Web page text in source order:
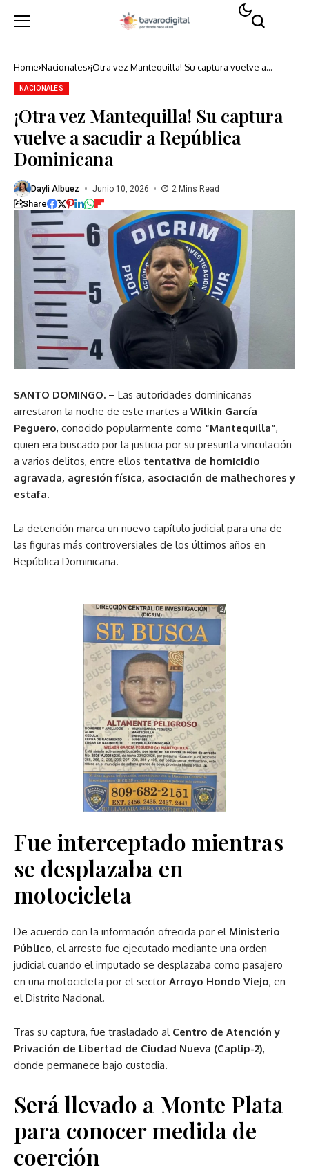
Home Nacionales ¡Otra vez Mantequilla! Su captura vuelve a
NACIONALES
¡Otra vez Mantequilla! Su captura
vuelve a sacudir a República
Dominicana
Dayli Albuez Junio 10, 2026 2 Mins Read
Share
SANTO DOMINGO. – Las autoridades dominicanas
arrestaron la noche de este martes a Wilkin García
Peguero, conocido popularmente como “Mantequilla”,
quien era buscado por la justicia por su presunta vinculación
a varios delitos, entre ellos tentativa de homicidio
agravada, agresión física, asociación de malhechores y
estafa.
La detención marca un nuevo capítulo judicial para una de
las figuras más controversiales de los últimos años en
República Dominicana.
Fue interceptado mientras
se desplazaba en
motocicleta
De acuerdo con la información ofrecida por el Ministerio
Público, el arresto fue ejecutado mediante una orden
judicial cuando el imputado se desplazaba como pasajero
en una motocicleta por el sector Arroyo Hondo Viejo, en
el Distrito Nacional.
Tras su captura, fue trasladado al Centro de Atención y
Privación de Libertad de Ciudad Nueva (Caplip-2),
donde permanece bajo custodia.
Será llevado a Monte Plata
para conocer medida de
coerción